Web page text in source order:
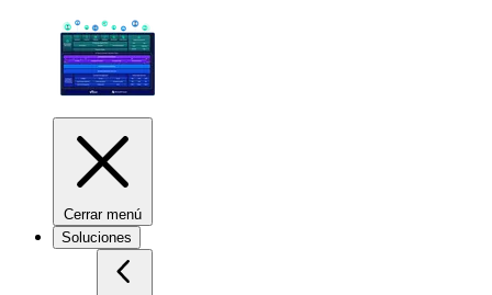
Cerrar menú
Soluciones